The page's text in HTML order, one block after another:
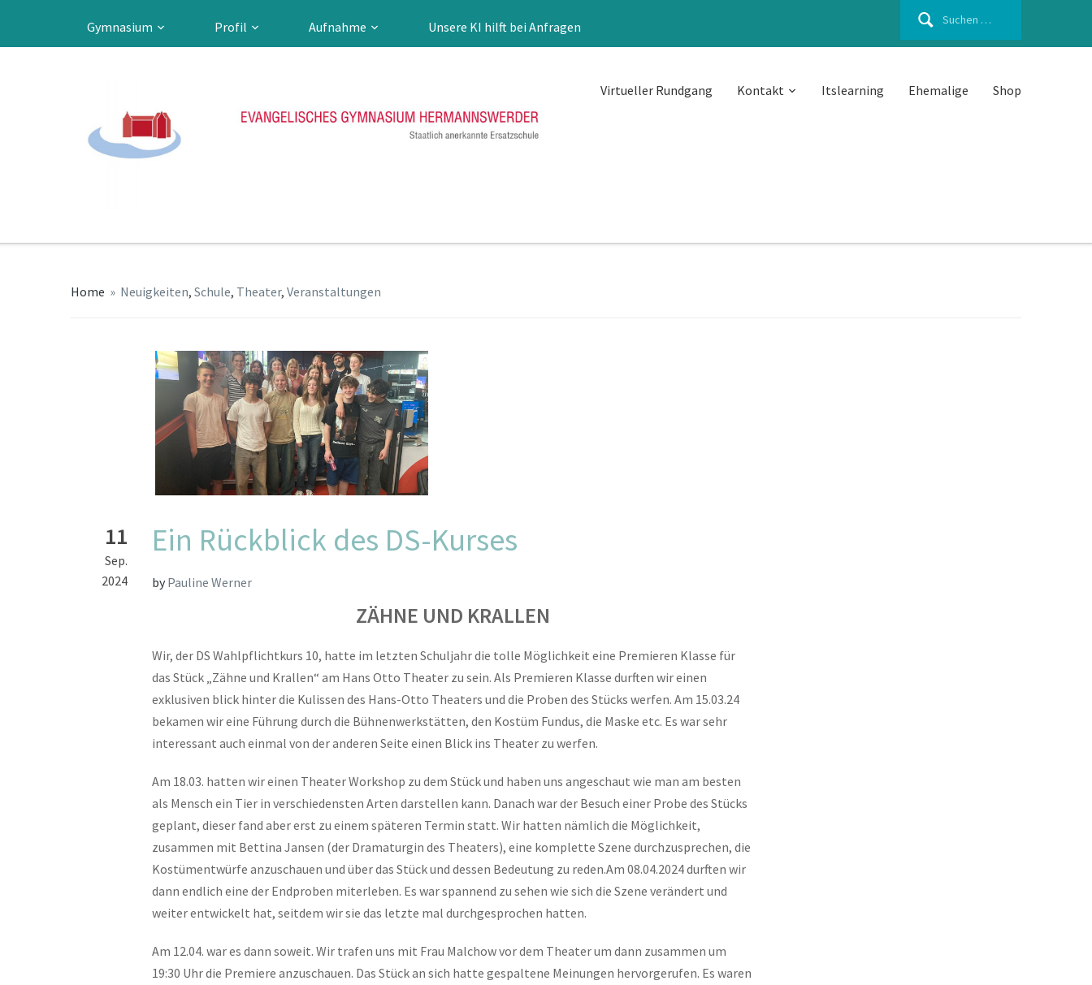
Suchen
Gymnasium Profil Aufnahme Unsere KI hilft bei Anfragen
Virtueller Rundgang Kontakt Itslearning Ehemalige Shop
Home » Neuigkeiten, Schule, Theater, Veranstaltungen
11
Sep.
2024
Ein Rückblick des DS-Kurses
byPauline Werner
ZÄHNE UND KRALLEN
Wir, der DS Wahlpflichtkurs 10, hatte im letzten Schuljahr die tolle Möglichkeit eine Premieren Klasse für
das Stück „Zähne und Krallen“ am Hans Otto Theater zu sein. Als Premieren Klasse durften wir einen
exklusiven blick hinter die Kulissen des Hans-Otto Theaters und die Proben des Stücks werfen. Am 15.03.24
bekamen wir eine Führung durch die Bühnenwerkstätten, den Kostüm Fundus, die Maske etc. Es war sehr
interessant auch einmal von der anderen Seite einen Blick ins Theater zu werfen.
Am 18.03. hatten wir einen Theater Workshop zu dem Stück und haben uns angeschaut wie man am besten
als Mensch ein Tier in verschiedensten Arten darstellen kann. Danach war der Besuch einer Probe des Stücks
geplant, dieser fand aber erst zu einem späteren Termin statt. Wir hatten nämlich die Möglichkeit,
zusammen mit Bettina Jansen (der Dramaturgin des Theaters), eine komplette Szene durchzusprechen, die
Kostümentwürfe anzuschauen und über das Stück und dessen Bedeutung zu reden.Am 08.04.2024 durften wir
dann endlich eine der Endproben miterleben. Es war spannend zu sehen wie sich die Szene verändert und
weiter entwickelt hat, seitdem wir sie das letzte mal durchgesprochen hatten.
Am 12.04. war es dann soweit. Wir trafen uns mit Frau Malchow vor dem Theater um dann zusammen um
19:30 Uhr die Premiere anzuschauen. Das Stück an sich hatte gespaltene Meinungen hervorgerufen. Es waren